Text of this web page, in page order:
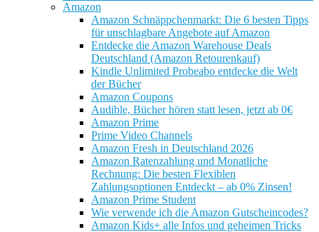
Amazon
Amazon Schnäppchenmarkt: Die 6 besten Tipps
für unschlagbare Angebote auf Amazon
Entdecke die Amazon Warehouse Deals
Deutschland (Amazon Retourenkauf)
Kindle Unlimited Probeabo entdecke die Welt
der Bücher
Amazon Coupons
Audible, Bücher hören statt lesen, jetzt ab 0€
Amazon Prime
Prime Video Channels
Amazon Fresh in Deutschland 2026
Amazon Ratenzahlung und Monatliche
Rechnung: Die besten Flexiblen
Zahlungsoptionen Entdeckt – ab 0% Zinsen!
Amazon Prime Student
Wie verwende ich die Amazon Gutscheincodes?
Amazon Kids+ alle Infos und geheimen Tricks